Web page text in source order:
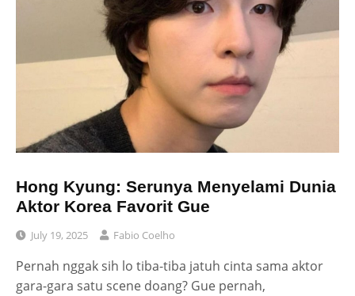
Hong Kyung: Serunya Menyelami Dunia
Aktor Korea Favorit Gue
July 19, 2025 Fabio Coelho
Pernah nggak sih lo tiba-tiba jatuh cinta sama aktor
gara-gara satu scene doang? Gue pernah,